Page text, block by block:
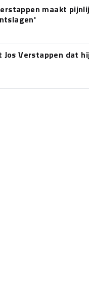
maakt
Verstappen dat